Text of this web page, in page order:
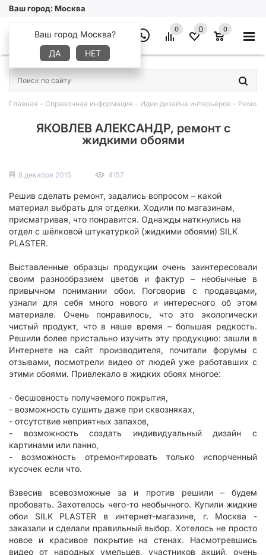
Ваш город:Москва
Ваш город Москва?
ДА
НЕТ
0 0 0
×
Главная - Справочная информация - Идеи дизайна интерьеров - Ремонт
ЯКОВЛЕВ АЛЕКСАНДР, ремонт с
жидкими обоями
8 декабря 2015 4157
Решив сделать ремонт, задались вопросом – какой
материал выбрать для отделки. Ходили по магазинам,
присматривая, что понравится. Однажды наткнулись на
отдел с шёлковой штукатуркой (жидкими обоями) SILK
PLASTER.
Выставленные образцы продукции очень заинтересовали
своим разнообразием цветов и фактур – необычные в
привычном понимании обои. Поговорив с продавцами,
узнали для себя много нового и интересного об этом
материале. Очень понравилось, что это экологически
чистый продукт, что в наше время – большая редкость.
Решили более пристально изучить эту продукцию: зашли в
Интернете на сайт производителя, почитали форумы с
отзывами, посмотрели видео от людей уже работавших с
этими обоями. Привлекало в жидких обоях многое:
- бесшовность получаемого покрытия,
- возможность сушить даже при сквозняках,
- отсутствие неприятных запахов,
- возможность создать индивидуальный дизайн с
картинами или панно,
- возможность отремонтировать только испорченный
кусочек если что.
Взвесив всевозможные за и против решили – будем
пробовать. Захотелось чего-то необычного. Купили жидкие
обои SILK PLASTER в интернет-магазине, г. Москва -
заказали и сделали правильный выбор. Хотелось не просто
новое и красивое покрытие на стенах. Насмотревшись
видео от народных умельцев, участников акций, очень